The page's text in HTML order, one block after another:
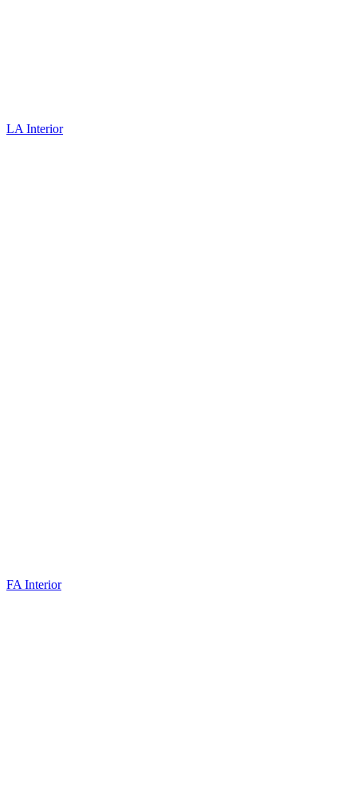
LA Interior
FA Interior